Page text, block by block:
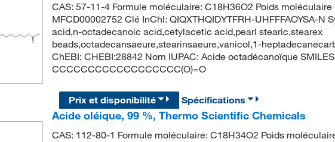
CAS: 57-11-4 Formule moléculaire: C18H36O2 Poids
MFCD00002752 Clé InChI: QIQXTHQIDYTFRH-UHFFFAOYSA-
acid,n-octadecanoic acid,cetylacetic acid,pearl stearic,stearex
beads,octadecansaeure,stearinsaeure,vanicol,1-
ChEBI: CHEBI:28842 Nom IUPAC: Acide octadécanoïque
CCCCCCCCCCCCCCCCCC(O)=O
Prix et disponibilité
Spécifications
Acide oléique, 99 %, Thermo Scientific Chemicals
CAS: 112-80-1 Formule moléculaire: C18H34O2 Poids